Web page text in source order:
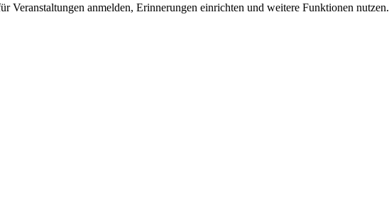
Veranstaltungen anmelden, Erinnerungen einrichten und weitere Funktionen nutzen.